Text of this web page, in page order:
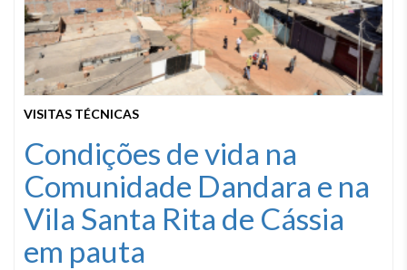
VISITAS TÉCNICAS
Condições de vida na
Comunidade Dandara e na
Vila Santa Rita de Cássia
em pauta